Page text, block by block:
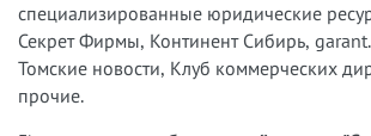
специализированные юридические
Секрет Фирмы, Континент Сибирь,
Томские новости, Клуб коммерческих
прочие.